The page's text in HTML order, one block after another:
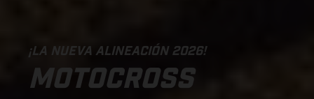
¡LA NUEVA ALINEACIÓN 2026!
MOTOCROSS